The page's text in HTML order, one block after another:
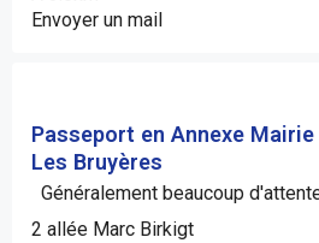
Envoyer un mail
Passeport en Annexe
Les Bruyères
Généralement beaucoup
2 allée Marc Birkigt